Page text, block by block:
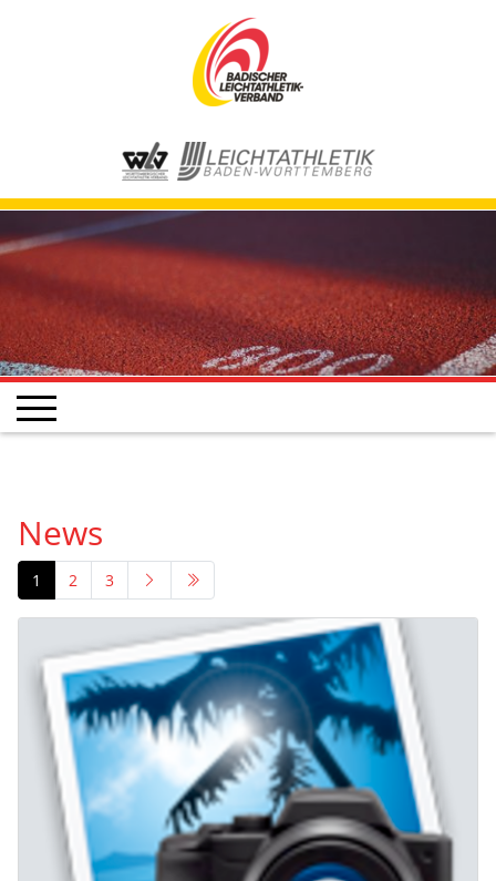
News
1 2 3